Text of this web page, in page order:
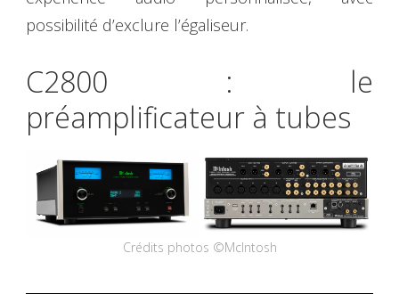
possibilité d’exclure l’égaliseur.
C2800 : le
préamplificateur à tubes
Crédits photos ©McIntosh